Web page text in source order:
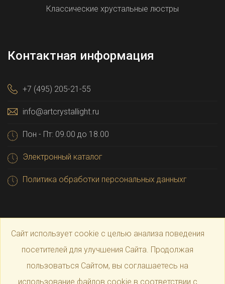
Классические хрустальные люстры
Контактная информация
+7 (495) 205-21-55
info@artcrystallight.ru
Пон - Пт: 09.00 до 18.00
Электронный каталог
Политика обработки персональных данныхг
Сайт использует cookie с целью анализа поведения
посетителей для улучшения Сайта. Продолжая
пользоваться Сайтом, вы соглашаетесь на
использование файлов cookie в соответствии с